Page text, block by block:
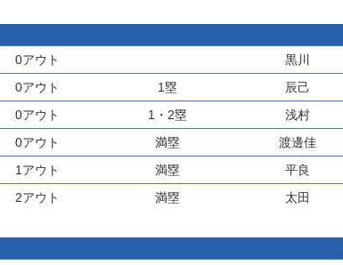
0アウト
黒川
0アウト
1塁 辰己
0アウト
1・2塁 浅村
0アウト
満塁 渡邊佳
1アウト
満塁 平良
2アウト
満塁 太田